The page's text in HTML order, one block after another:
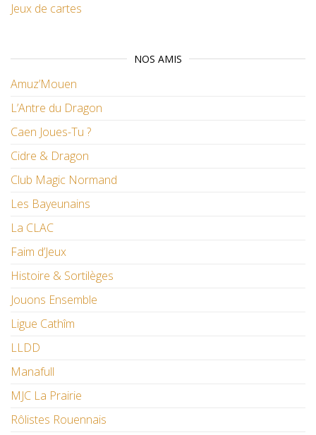
Jeux de cartes
NOS AMIS
Amuz’Mouen
L’Antre du Dragon
Caen Joues-Tu ?
Cidre & Dragon
Club Magic Normand
Les Bayeunains
La CLAC
Faim d’Jeux
Histoire & Sortilèges
Jouons Ensemble
Ligue Cathîm
LLDD
Manafull
MJC La Prairie
Rôlistes Rouennais